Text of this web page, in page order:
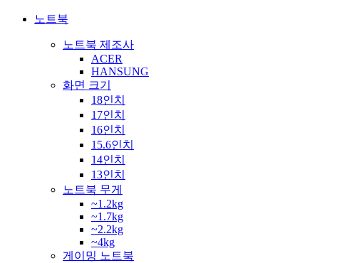
노트북
노트북 제조사
ACER
HANSUNG
화면 크기
18인치
17인치
16인치
15.6인치
14인치
13인치
노트북 무게
~1.2kg
~1.7kg
~2.2kg
~4kg
게이밍 노트북